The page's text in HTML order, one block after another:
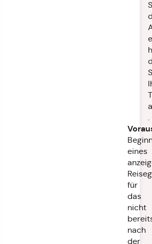
eines
für
das
nicht
nach
der